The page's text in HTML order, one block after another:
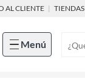
AL CLIENTE | TIENDAS
Menú